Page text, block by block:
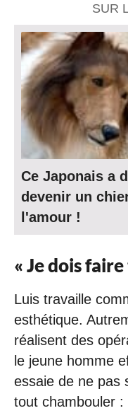
SUR
Ce Japonais a
devenir un
l'amour !
« Je dois
Luis travaille
esthétique.
réalisent des
le jeune homme
essaie de ne pas
tout chambouler :